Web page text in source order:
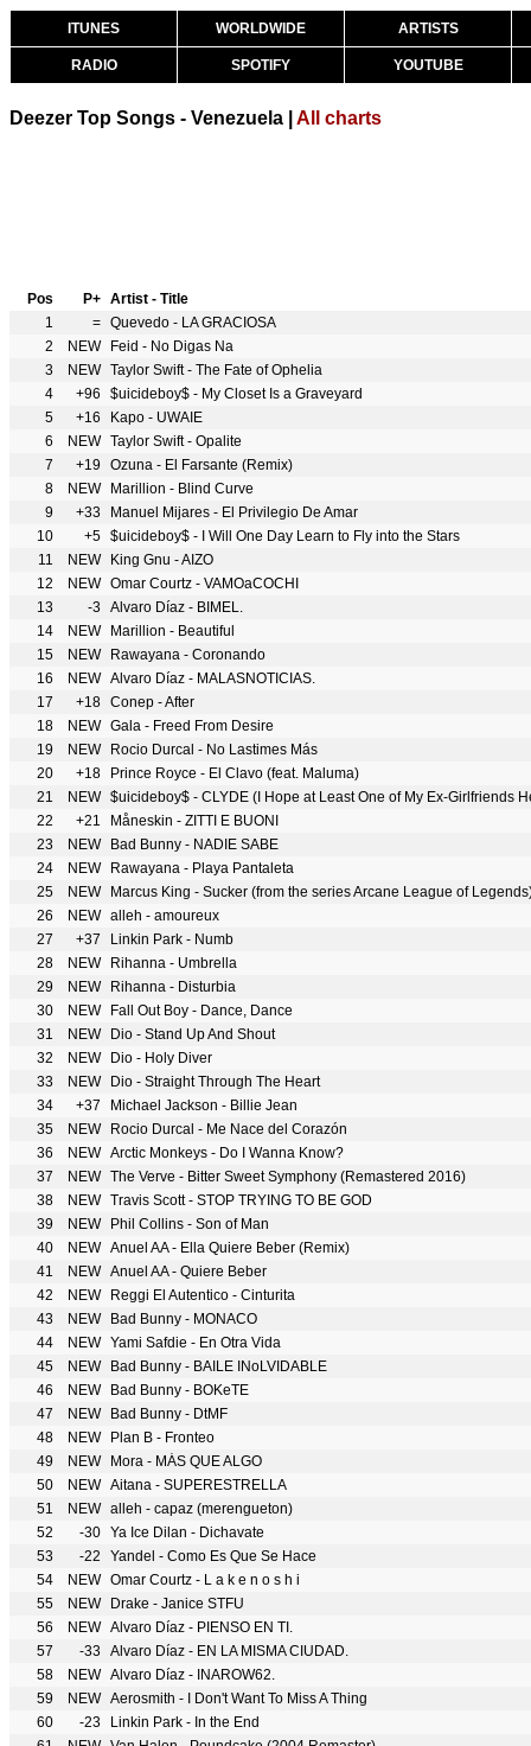
ITUNES WORLDWIDE ARTISTS
RADIO SPOTIFY YOUTUBE
Deezer Top Songs - Venezuela | All charts
Pos P+ Artist - Title
1
= Quevedo - LA GRACIOSA
2
NEW
Feid - No Digas Na
3
NEW Taylor Swift - The Fate of Ophelia
4
+96
$uicideboy$ - My Closet Is a Graveyard
5
+16
Kapo - UWAIE
6
NEW Taylor Swift - Opalite
7
+19
Ozuna - El Farsante (Remix)
8
NEW
Marillion - Blind Curve
9
+33
Manuel Mijares - El Privilegio De Amar
10
+5 $uicideboy$ - I Will One Day Learn to Fly into the Stars
11
NEW
King Gnu - AIZO
12
NEW Omar Courtz - VAMOaCOCHI
13
-3
Alvaro Díaz - BIMEL.
14
NEW
Marillion - Beautiful
15
NEW
Rawayana - Coronando
16
NEW Alvaro Díaz - MALASNOTICIAS.
17
+18 Conep - After
18
NEW Gala - Freed From Desire
19
NEW
Rocio Durcal - No Lastimes Más
20
+18
Prince Royce - El Clavo (feat. Maluma)
21
NEW $uicideboy$ - CLYDE (I Hope at Least One of My Ex-Girlfriends
22
+21
Måneskin - ZITTI E BUONI
23
NEW
Bad Bunny - NADIE SABE
24
NEW
Rawayana - Playa Pantaleta
25
NEW
Marcus King - Sucker (from the series Arcane League of
26
NEW alleh - amoureux
27
+37
Linkin Park - Numb
28
NEW
Rihanna - Umbrella
29
NEW
Rihanna - Disturbia
30
NEW
Fall Out Boy - Dance, Dance
31
NEW
Dio - Stand Up And Shout
32
NEW
Dio - Holy Diver
33
NEW
Dio - Straight Through The Heart
34
+37
Michael Jackson - Billie Jean
35
NEW
Rocio Durcal - Me Nace del Corazón
36
NEW Arctic Monkeys - Do I Wanna Know?
37
NEW The Verve - Bitter Sweet Symphony (Remastered 2016)
38
NEW Travis Scott - STOP TRYING TO BE GOD
39
NEW
Phil Collins - Son of Man
40
NEW Anuel AA - Ella Quiere Beber (Remix)
41
NEW Anuel AA - Quiere Beber
42
NEW
Reggi El Autentico - Cinturita
43
NEW
Bad Bunny - MONACO
44
NEW Yami Safdie - En Otra Vida
45
NEW
Bad Bunny - BAILE INoLVIDABLE
46
NEW
Bad Bunny - BOKeTE
47
NEW
Bad Bunny - DtMF
48
NEW
Plan B - Fronteo
49
NEW
Mora - MÁS QUE ALGO
50
NEW Aitana - SUPERESTRELLA
51
NEW alleh - capaz (merengueton)
52
-30 Ya Ice Dilan - Dichavate
53
-22
Yandel - Como Es Que Se Hace
54
NEW Omar Courtz - L a k e n o s h i
55
NEW
Drake - Janice STFU
56
NEW Alvaro Díaz - PIENSO EN TI.
57
-33
Alvaro Díaz - EN LA MISMA CIUDAD.
58
NEW Alvaro Díaz - INAROW62.
59
NEW Aerosmith - I Don't Want To Miss A Thing
60
-23
Linkin Park - In the End